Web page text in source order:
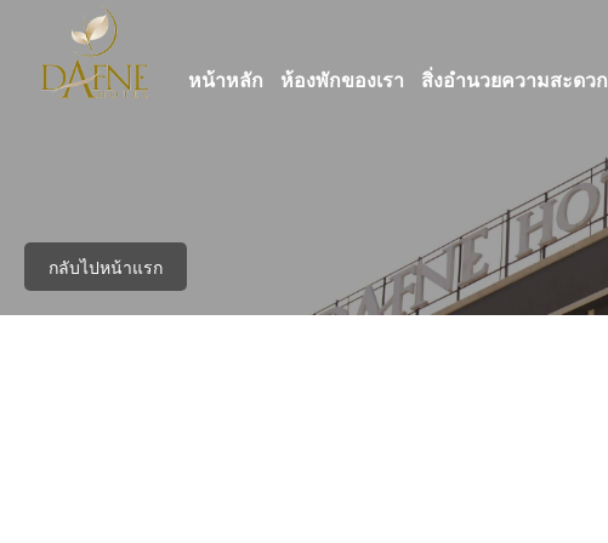
หน้าหลัก ห้องพักของเรา สิ่งอำนวยความสะดวก
กลับไปหน้าแรก